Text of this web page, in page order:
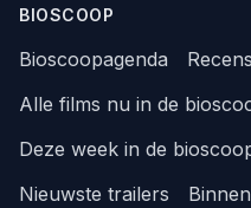
BIOSCOOP
Bioscoopagenda
Alle films nu in de
Deze week in de
Nieuwste trailers